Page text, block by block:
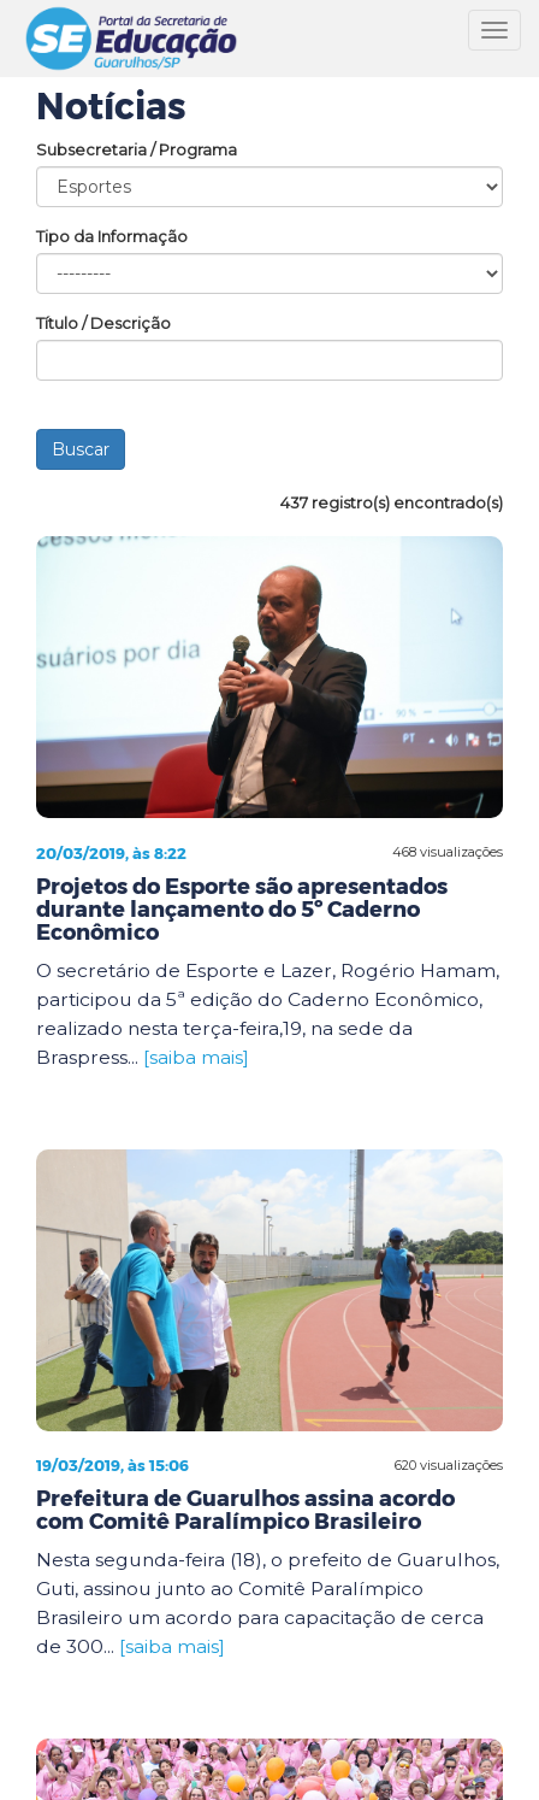
Notícias
Subsecretaria / Programa
Tipo da Informação
Título / Descrição
437 registro(s) encontrado(s)
468 visualizações
20/03/2019, às 8:22
Projetos do Esporte são apresentados
durante lançamento do 5º Caderno
Econômico
O secretário de Esporte e Lazer, Rogério Hamam,
participou da 5ª edição do Caderno Econômico,
realizado nesta terça-feira,19, na sede da
Braspress... [saiba mais]
620 visualizações
19/03/2019, às 15:06
Prefeitura de Guarulhos assina acordo
com Comitê Paralímpico Brasileiro
Nesta segunda-feira (18), o prefeito de Guarulhos,
Guti, assinou junto ao Comitê Paralímpico
Brasileiro um acordo para capacitação de cerca
de 300... [saiba mais]